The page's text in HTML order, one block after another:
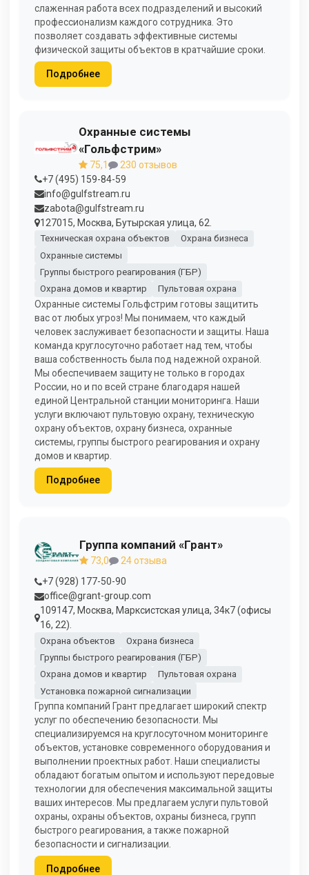
слаженная работа всех подразделений и высокий
профессионализм каждого сотрудника. Это
позволяет создавать эффективные системы
физической защиты объектов в кратчайшие сроки.
Подробнее
Охранные системы
«Гольфстрим»
75,1
230 отзывов
+7 (495) 159-84-59
info@gulfstream.ru
zabota@gulfstream.ru
127015, Москва, Бутырская улица, 62.
Техническая охрана объектов
Охрана бизнеса
Охранные системы
Группы быстрого реагирования (ГБР)
Охрана домов и квартир
Пультовая охрана
Охранные системы Гольфстрим готовы защитить
вас от любых угроз! Мы понимаем, что каждый
человек заслуживает безопасности и защиты. Наша
команда круглосуточно работает над тем, чтобы
ваша собственность была под надежной охраной.
Мы обеспечиваем защиту не только в городах
России, но и по всей стране благодаря нашей
единой Центральной станции мониторинга. Наши
услуги включают пультовую охрану, техническую
охрану объектов, охрану бизнеса, охранные
системы, группы быстрого реагирования и охрану
домов и квартир.
Подробнее
Группа компаний «Грант»
73,0
24 отзыва
+7 (928) 177-50-90
office@grant-group.com
109147, Москва, Марксистская улица, 34к7 (офисы
16, 22).
Охрана объектов
Охрана бизнеса
Группы быстрого реагирования (ГБР)
Охрана домов и квартир
Пультовая охрана
Установка пожарной сигнализации
Группа компаний Грант предлагает широкий спектр
услуг по обеспечению безопасности. Мы
специализируемся на круглосуточном мониторинге
объектов, установке современного оборудования и
выполнении проектных работ. Наши специалисты
обладают богатым опытом и используют передовые
технологии для обеспечения максимальной защиты
ваших интересов. Мы предлагаем услуги пультовой
охраны, охраны объектов, охраны бизнеса, групп
быстрого реагирования, а также пожарной
безопасности и сигнализации.
Подробнее